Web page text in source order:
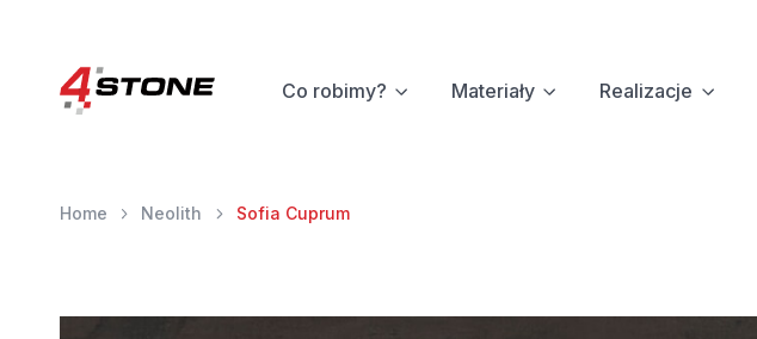
Co robimy? Materiały Realizacje
Home Neolith Sofia Cuprum